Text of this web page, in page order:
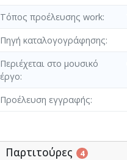
Τόπος προέλευσης work
Πηγή καταλογογράφησης
Περιέχεται στο μουσικό
έργο
Προέλευση εγγραφής
Παρτιτούρες 4